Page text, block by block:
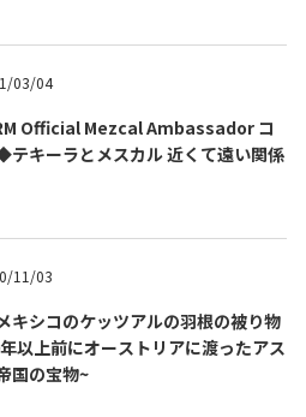
03/04
Official Mezcal Ambassador コ
テキーラとメスカル 近くて遠い関係
11/03
キシコのケッツアルの羽根の被り物
以上前にオーストリアに渡ったアス
国の宝物~